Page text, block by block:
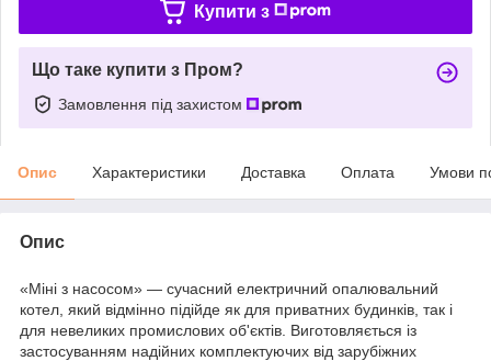
Купити з
Що таке купити з Пром?
Замовлення під захистом
Опис Характеристики Доставка Оплата Умови
Опис
«Міні з насосом» — сучасний електричний опалювальний
котел, який відмінно підійде як для приватних будинків, так і
для невеликих промислових об'єктів. Виготовляється із
застосуванням надійних комплектуючих від зарубіжних